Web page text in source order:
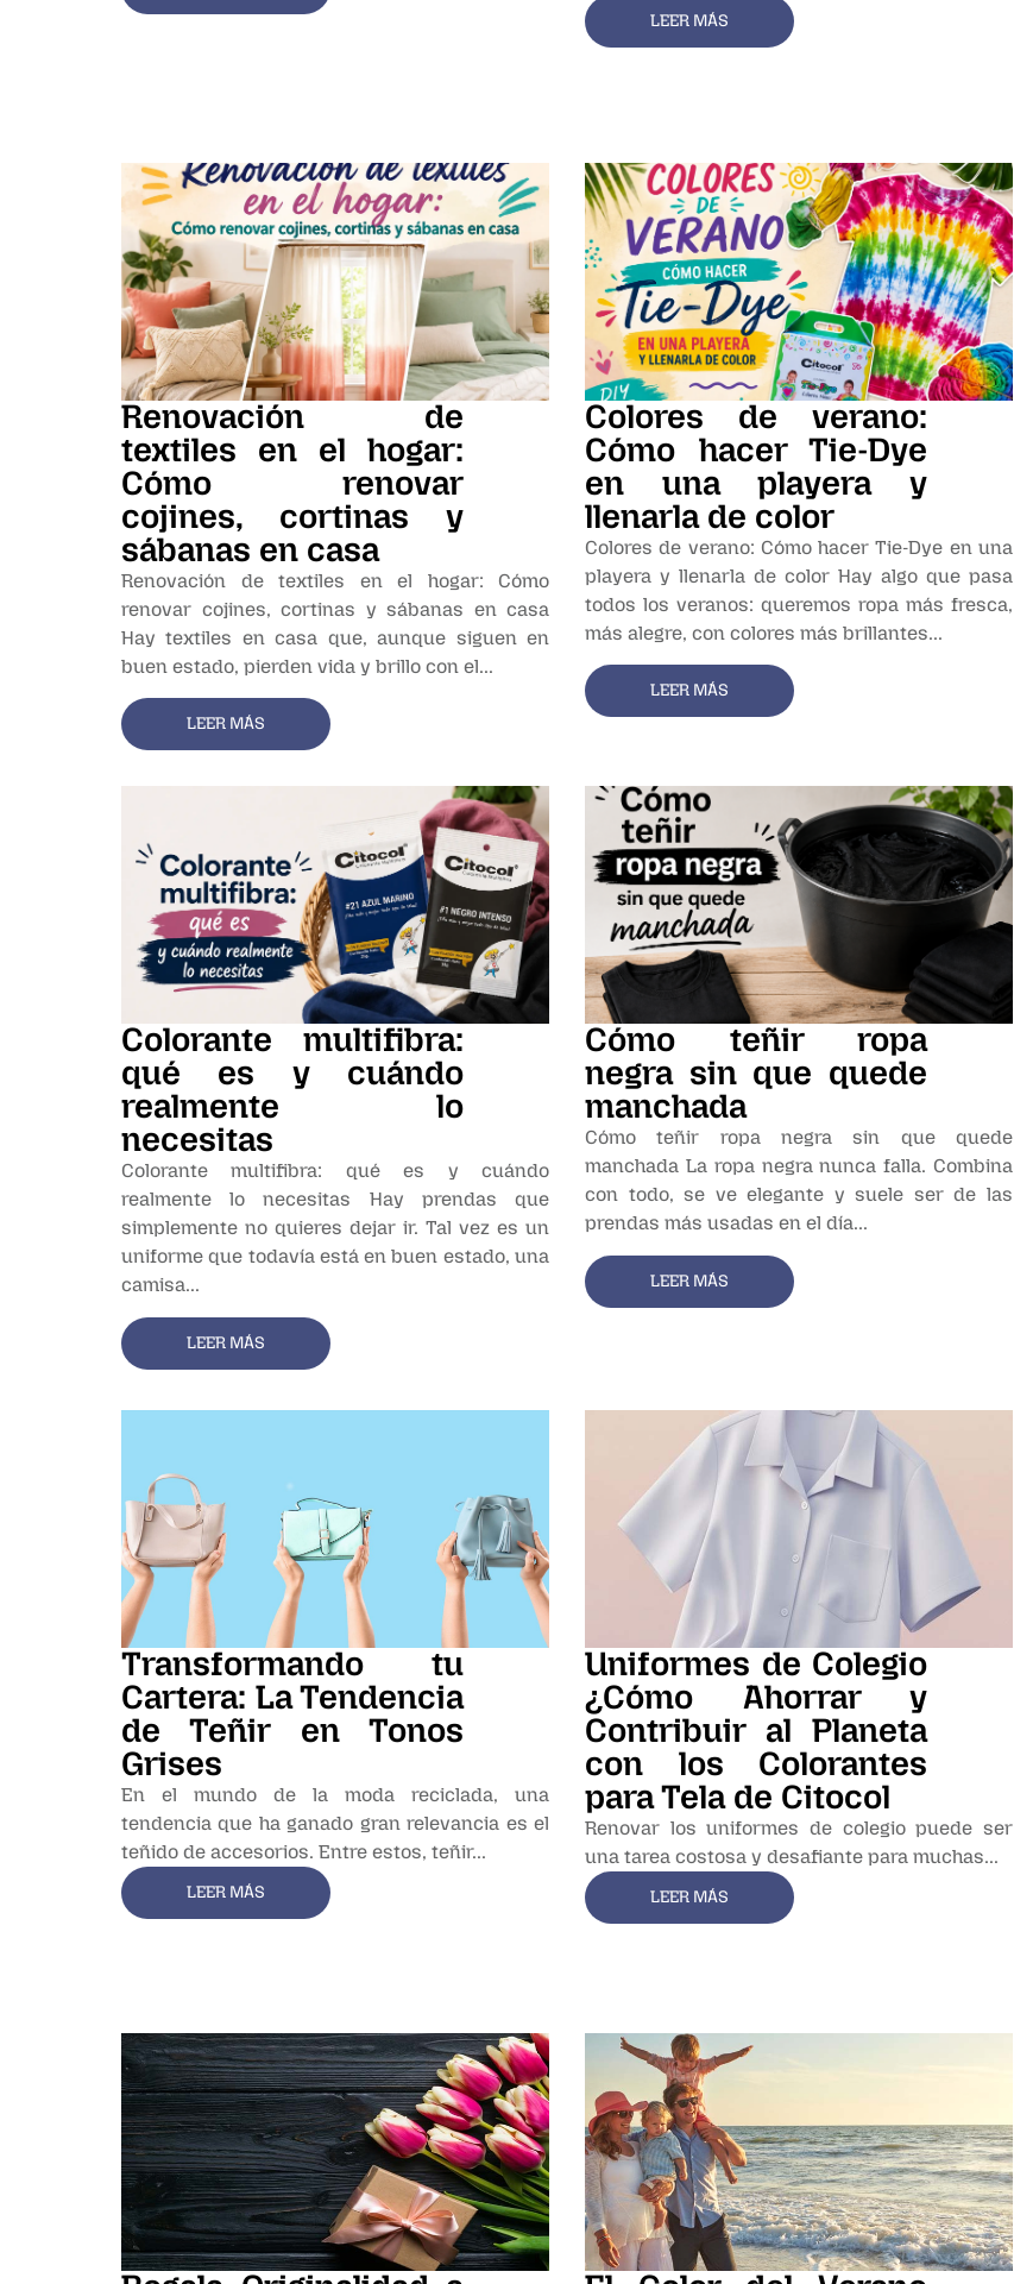
LEER MÁS
Renovación de
textiles en el hogar:
Cómo renovar
cojines, cortinas y
sábanas en casa
Renovación de textiles en el hogar: Cómo
renovar cojines, cortinas y sábanas en casa
Hay textiles en casa que, aunque siguen en
buen estado, pierden vida y brillo con el...
LEER MÁS
Colores de verano:
Cómo hacer Tie-Dye
en una playera y
llenarla de color
Colores de verano: Cómo hacer Tie-Dye en una
playera y llenarla de color Hay algo que pasa
todos los veranos: queremos ropa más fresca,
más alegre, con colores más brillantes...
LEER MÁS
Colorante multifibra:
qué es y cuándo
realmente lo
necesitas
Colorante multifibra: qué es y cuándo
realmente lo necesitas Hay prendas que
simplemente no quieres dejar ir. Tal vez es un
uniforme que todavía está en buen estado, una
camisa...
LEER MÁS
Cómo teñir ropa
negra sin que quede
manchada
Cómo teñir ropa negra sin que quede
manchada La ropa negra nunca falla. Combina
con todo, se ve elegante y suele ser de las
prendas más usadas en el día...
LEER MÁS
Transformando tu
Cartera: La Tendencia
de Teñir en Tonos
Grises
En el mundo de la moda reciclada, una
tendencia que ha ganado gran relevancia es el
teñido de accesorios. Entre estos, teñir...
LEER MÁS
Uniformes de Colegio
¿Cómo Ahorrar y
Contribuir al Planeta
con los Colorantes
para Tela de Citocol
Renovar los uniformes de colegio puede ser
una tarea costosa y desafiante para muchas...
LEER MÁS